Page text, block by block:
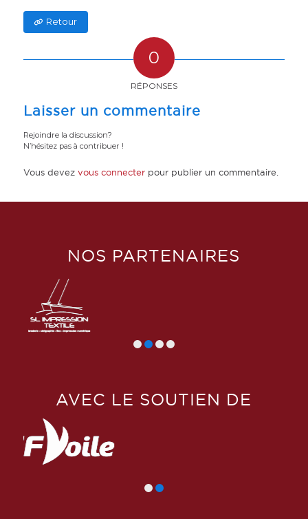
Retour
0
RÉPONSES
Laisser un commentaire
Rejoindre la discussion?
N’hésitez pas à contribuer !
Vous devez vous connecterpour publier un commentaire.
NOS PARTENAIRES
AVEC LE SOUTIEN DE